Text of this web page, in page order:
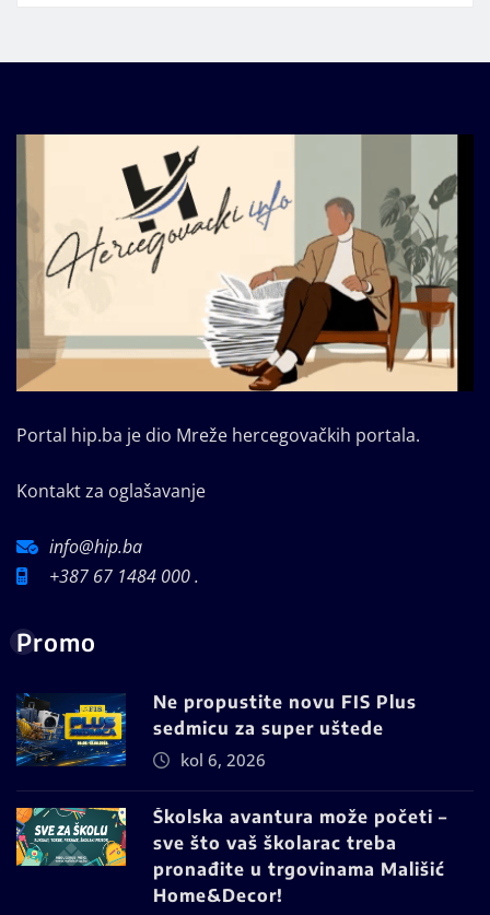
Portal hip.ba je dio Mreže hercegovačkih portala.
Kontakt za oglašavanje
info@hip.ba
+387 67 1484 000 .
Promo
Ne propustite novu FIS Plus
sedmicu za super uštede
kol 6, 2026
Školska avantura može početi –
sve što vaš školarac treba
pronađite u trgovinama Mališić
Home&Decor!